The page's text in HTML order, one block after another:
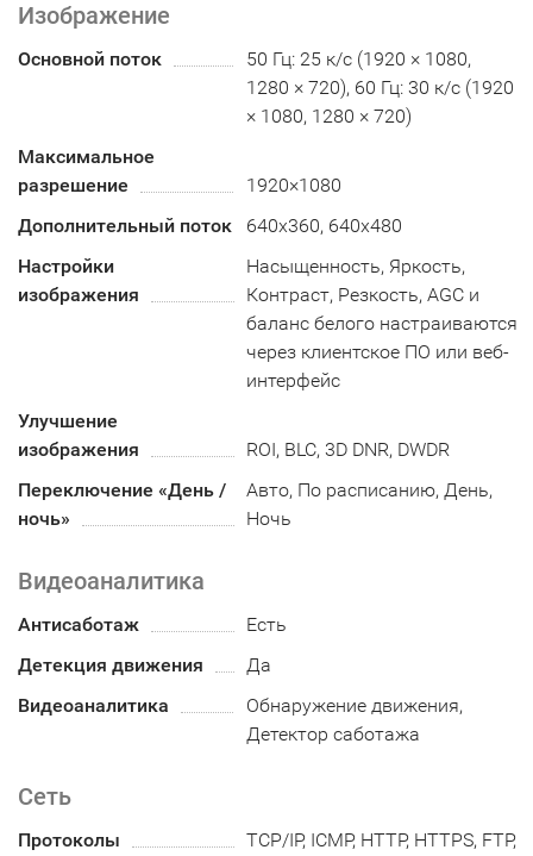
Изображение
Основной поток
50 Гц: 25 к/с (1920 × 1080,
1280 × 720), 60 Гц: 30 к/с (1920
× 1080, 1280 × 720)
Максимальное
разрешение
1920×1080
Дополнительный поток
640x360, 640x480
Настройки
изображения
Насыщенность, Яркость,
Контраст, Резкость, AGC и
баланс белого настраиваются
через клиентское ПО или веб-
интерфейс
Улучшение
изображения
ROI, BLC, 3D DNR, DWDR
Переключение «День /
ночь»
Авто, По расписанию, День,
Ночь
Видеоаналитика
Антисаботаж
Есть
Детекция движения
Да
Видеоаналитика
Обнаружение движения,
Детектор саботажа
Сеть
Протоколы
TCP/IP, ICMP, HTTP, HTTPS, FTP,